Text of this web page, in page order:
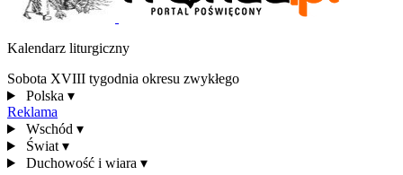
Kalendarz liturgiczny
Sobota XVIII tygodnia okresu zwykłego
Polska ▾
Reklama
Wschód ▾
Świat ▾
Duchowość i wiara ▾